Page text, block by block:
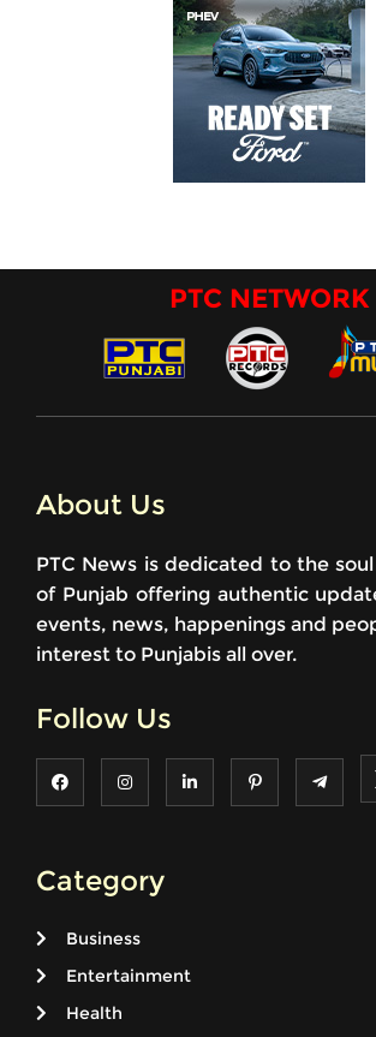
PTC NETWORK
About Us
PTC News is dedicated to the
of Punjab offering authentic
events, news, happenings and
interest to Punjabis all over.
Follow Us
Category
Business
Entertainment
Health